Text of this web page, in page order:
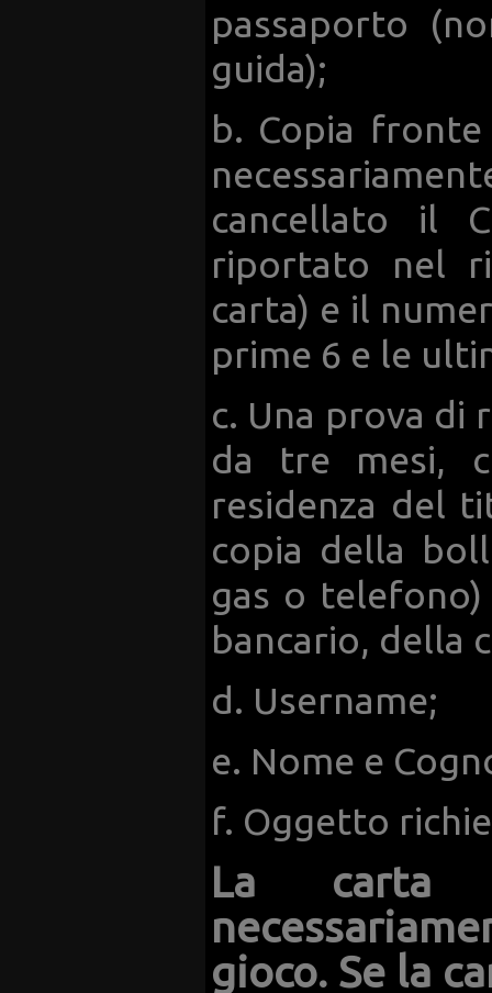
passaporto
guida);
b. Copia
cancellato il
riportato nel
carta) e il
prime 6 e le
c. Una prova di
da tre mesi,
residenza del
copia della
gas o
bancario, della
d. Username;
e. Nome e
f. Oggetto
La carta
gioco. Se la